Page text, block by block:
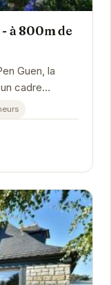
à 800m de
Guen, la
cadre
Son